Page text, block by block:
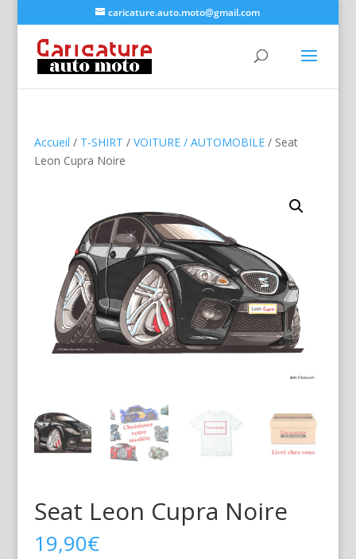
caricature.auto.moto@gmail.com
Accueil / T-SHIRT / VOITURE / AUTOMOBILE/ Seat
Leon Cupra Noire
Seat Leon Cupra Noire
19,90€